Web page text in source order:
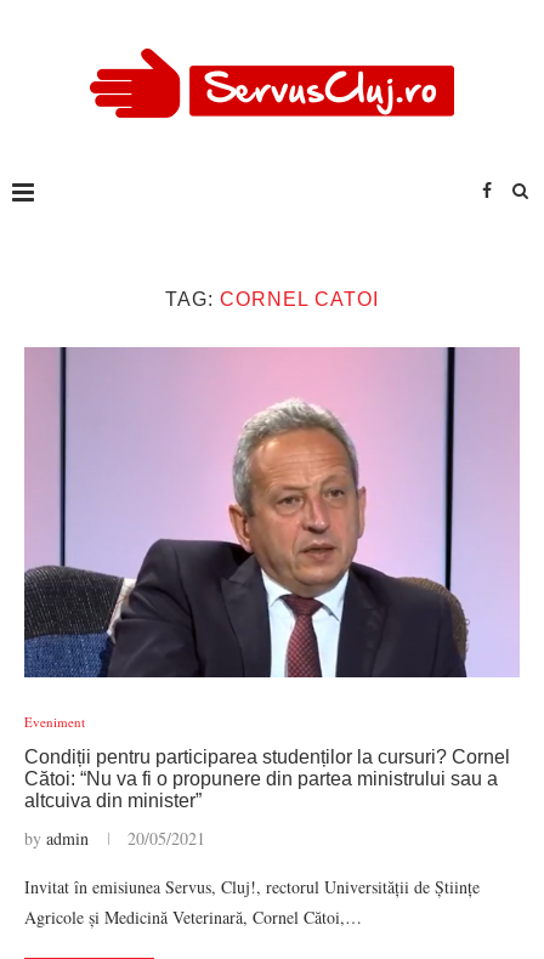
TAG: CORNEL CATOI
Eveniment
Condiții pentru participarea studenților la cursuri? Cornel
Cătoi: “Nu va fi o propunere din partea ministrului sau a
altcuiva din minister”
by admin 20/05/2021
Invitat în emisiunea Servus, Cluj!, rectorul Universității de Științe
Agricole și Medicină Veterinară, Cornel Cătoi,…